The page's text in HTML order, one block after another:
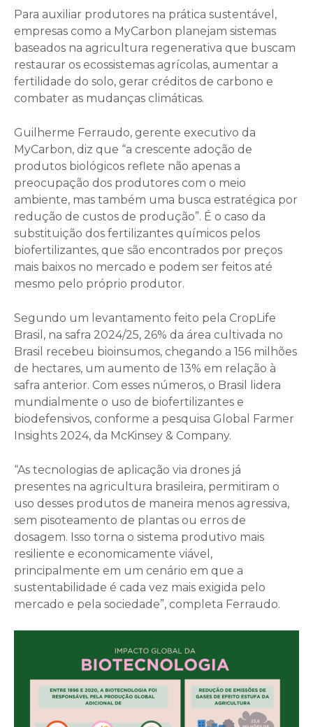
Para auxiliar produtores na prática sustentável,
empresas como a MyCarbon planejam sistemas
baseados na agricultura regenerativa que buscam
restaurar os ecossistemas agrícolas, aumentar a
fertilidade do solo, gerar créditos de carbono e
combater as mudanças climáticas.
Guilherme Ferraudo, gerente executivo da
MyCarbon, diz que “a crescente adoção de
produtos biológicos reflete não apenas a
preocupação dos produtores com o meio
ambiente, mas também uma busca estratégica por
redução de custos de produção”. É o caso da
substituição dos fertilizantes químicos pelos
biofertilizantes, que são encontrados por preços
mais baixos no mercado e podem ser feitos até
mesmo pelo próprio produtor.
Segundo um levantamento feito pela CropLife
Brasil, na safra 2024/25, 26% da área cultivada no
Brasil recebeu bioinsumos, chegando a 156 milhões
de hectares, um aumento de 13% em relação à
safra anterior. Com esses números, o Brasil lidera
mundialmente o uso de biofertilizantes e
biodefensivos, conforme a pesquisa Global Farmer
Insights 2024, da McKinsey & Company.
“As tecnologias de aplicação via drones já
presentes na agricultura brasileira, permitiram o
uso desses produtos de maneira menos agressiva,
sem pisoteamento de plantas ou erros de
dosagem. Isso torna o sistema produtivo mais
resiliente e economicamente viável,
principalmente em um cenário em que a
sustentabilidade é cada vez mais exigida pelo
mercado e pela sociedade”, completa Ferraudo.